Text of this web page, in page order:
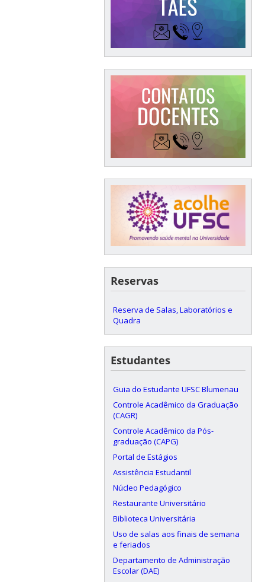
Reservas
Reserva de Salas, Laboratórios e
Quadra
Estudantes
Guia do Estudante UFSC Blumenau
Controle Acadêmico da Graduação
(CAGR)
Controle Acadêmico da Pós-
graduação (CAPG)
Portal de Estágios
Assistência Estudantil
Núcleo Pedagógico
Restaurante Universitário
Biblioteca Universitária
Uso de salas aos finais de semana
e feriados
Departamento de Administração
Escolar (DAE)